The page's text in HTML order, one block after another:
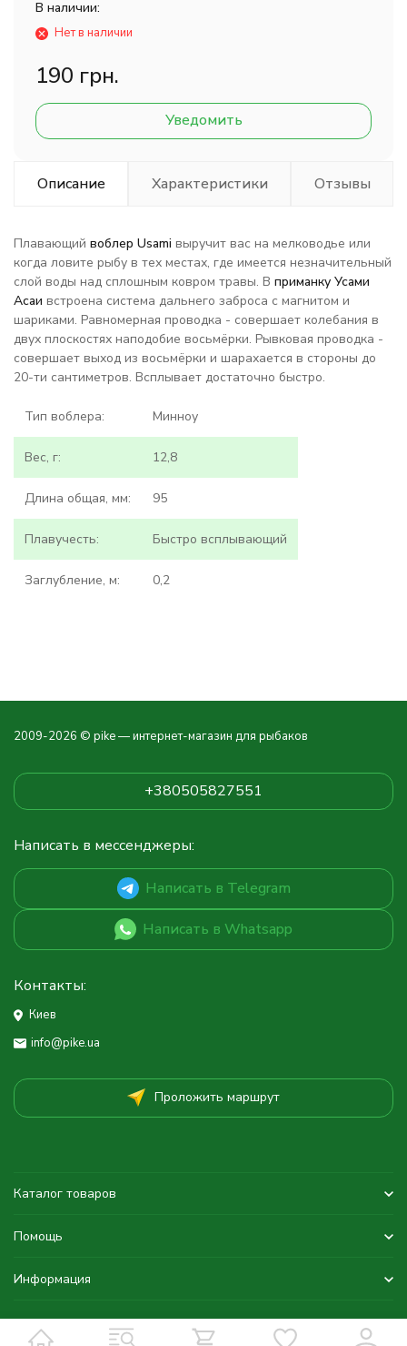
В наличии:
Нет в наличии
190 грн.
Уведомить
Описание Характеристики Отзывы
Плавающий воблер Usami выручит вас на мелководье или
когда ловите рыбу в тех местах, где имеется незначительный
слой воды над сплошным ковром травы. В приманку Усами
Асаи встроена система дальнего заброса с магнитом и
шариками. Равномерная проводка - совершает колебания в
двух плоскостях наподобие восьмёрки. Рывковая проводка -
совершает выход из восьмёрки и шарахается в стороны до
20-ти сантиметров. Всплывает достаточно быстро.
Тип воблера: Минноу
Вес, г: 12,8
Длина общая, мм: 95
Плавучесть: Быстро всплывающий
Заглубление, м: 0,2
2009-2026 © pike — интернет-магазин для рыбаков
+380505827551
Написать в мессенджеры:
Написать в Telegram
Написать в Whatsapp
Контакты:
Киев
info@pike.ua
Проложить маршрут
Каталог товаров
Помощь
Информация